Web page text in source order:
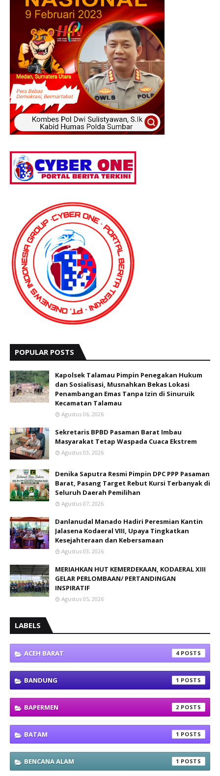
POPULAR POSTS
Kapolsek Talamau Pimpin Penegakan Hukum
dan Sosialisasi, Musnahkan Bekas Lokasi
Penambangan Emas Tanpa Izin di Sinuruik
Kecamatan Talamau
Agustus 06, 2026
Sekretaris BPBD Pasaman Barat Imbau
Masyarakat Tetap Waspada Cuaca Ekstrem
Agustus 03, 2026
Denika Saputra Resmi Pimpin DPC PPP Pasaman
Barat, Pasang Target Rebut Kursi Terbanyak di
Seluruh Daerah Pemilihan
Agustus 07, 2026
Danlanudal Manado Hadiri Peresmian Kantin
Jalasena Kodaeral VIII, Upaya Tingkatkan
Kesejahteraan dan Kebersamaan
Agustus 03, 2026
MERIAHKAN HUT KEMERDEKAAN, KODAERAL XIII
GELAR PERLOMBAAN/ PERTANDINGAN
INSPIRATIF
Agustus 05, 2026
LABELS
ACEH BARAT 4
BANDUNG 1
BAPERMEN 2
BATAM 1
BENCANA ALAM 1